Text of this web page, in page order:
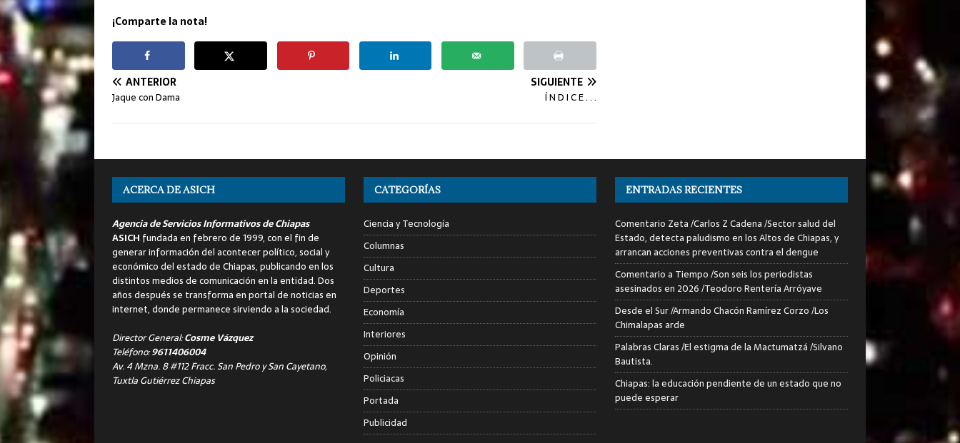
¡Comparte la nota!
ANTERIOR
Jaque con Dama
SIGUIENTE
Í N D I C E . . .
ACERCA DE ASICH
Agencia de Servicios Informativos de Chiapas
ASICH fundada en febrero de 1999, con el fin de
generar información del acontecer político, social y
económico del estado de Chiapas, publicando en los
distintos medios de comunicación en la entidad. Dos
años después se transforma en portal de noticias en
internet, donde permanece sirviendo a la sociedad.
Director General:Cosme Vázquez
Teléfono:9611406004
Av. 4 Mzna. 8 #112 Fracc. San Pedro y San Cayetano,
Tuxtla Gutiérrez Chiapas
CATEGORÍAS
Ciencia y Tecnología
Columnas
Cultura
Deportes
Economía
Interiores
Opinión
Policiacas
Portada
Publicidad
ENTRADAS RECIENTES
Comentario Zeta /Carlos Z Cadena /Sector salud del
Estado, detecta paludismo en los Altos de Chiapas, y
arrancan acciones preventivas contra el dengue
Comentario a Tiempo /Son seis los periodistas
asesinados en 2026 /Teodoro Rentería Arróyave
Desde el Sur /Armando Chacón Ramírez Corzo /Los
Chimalapas arde
Palabras Claras /El estigma de la Mactumatzá /Silvano
Bautista.
Chiapas: la educación pendiente de un estado que no
puede esperar